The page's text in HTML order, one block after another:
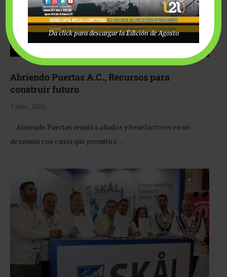
Abriendo Puertas A.C., Recursos para
construir futuro
1 julio, 2026
Abriendo Puertas reunió a aliados y benefactores en un
desayuno con causa que permitirá …
Da click para descargar la Edición de Agosto